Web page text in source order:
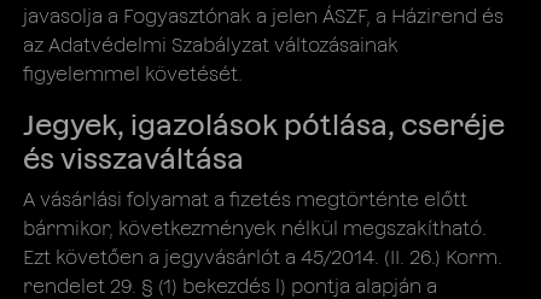
javasolja a Fogyasztónak a jelen ÁSZF, a Házirend és
az Adatvédelmi Szabályzat változásainak
figyelemmel követését.
Jegyek, igazolások pótlása, cseréje
és visszaváltása
A vásárlási folyamat a fizetés megtörténte előtt
bármikor, következmények nélkül megszakítható.
Ezt követően a jegyvásárlót a 45/2014. (II. 26.) Korm.
rendelet 29. § (1) bekezdés l) pontja alapján a